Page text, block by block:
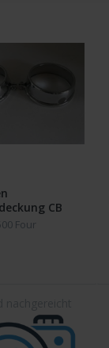
CB
Four
an